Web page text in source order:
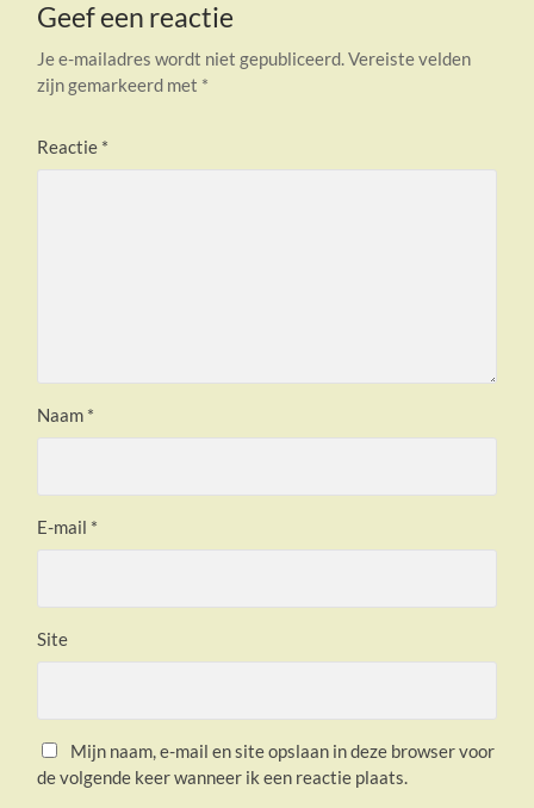
Geef een reactie
Je e-mailadres wordt niet gepubliceerd.Vereiste velden
zijn gemarkeerd met *
Reactie *
Naam *
E-mail *
Site
Mijn naam, e-mail en site opslaan in deze browser voor
de volgende keer wanneer ik een reactie plaats.